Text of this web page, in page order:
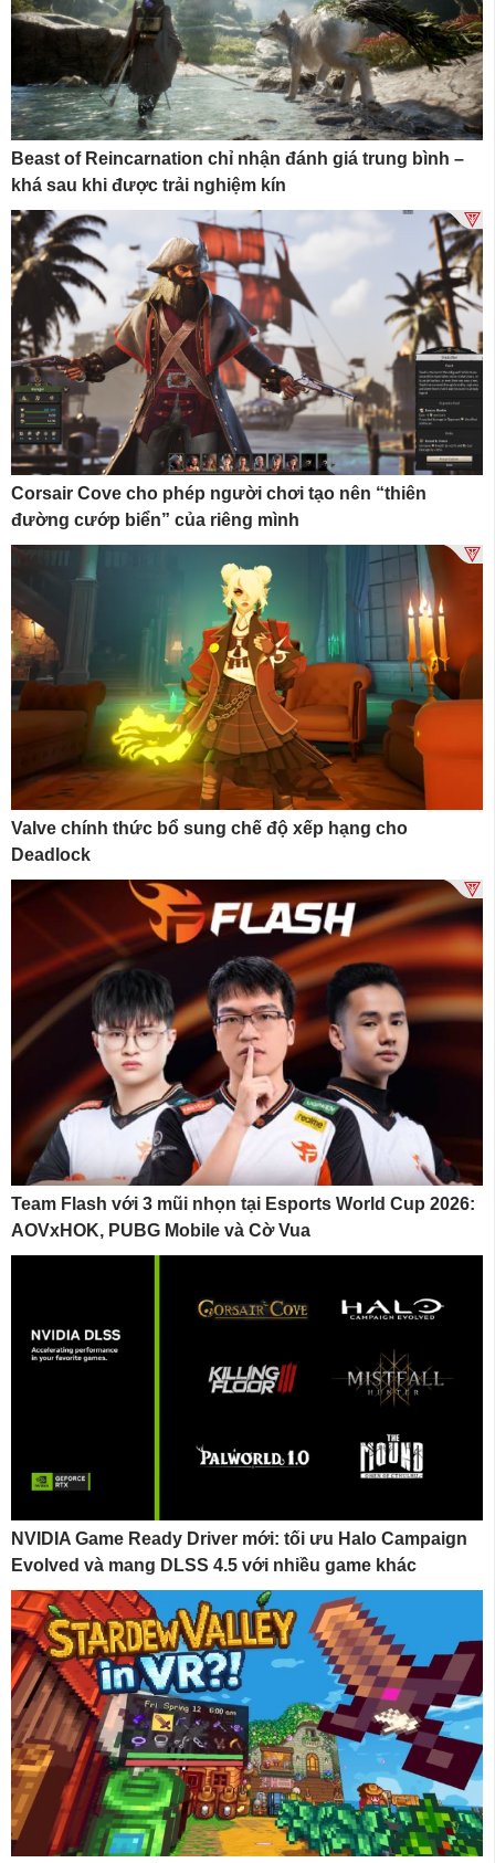
Beast of Reincarnation chỉ nhận đánh giá trung bình –
khá sau khi được trải nghiệm kín
Corsair Cove cho phép người chơi tạo nên “thiên
đường cướp biển” của riêng mình
Valve chính thức bổ sung chế độ xếp hạng cho
Deadlock
Team Flash với 3 mũi nhọn tại Esports World Cup 2026:
AOVxHOK, PUBG Mobile và Cờ Vua
NVIDIA Game Ready Driver mới: tối ưu Halo Campaign
Evolved và mang DLSS 4.5 với nhiều game khác